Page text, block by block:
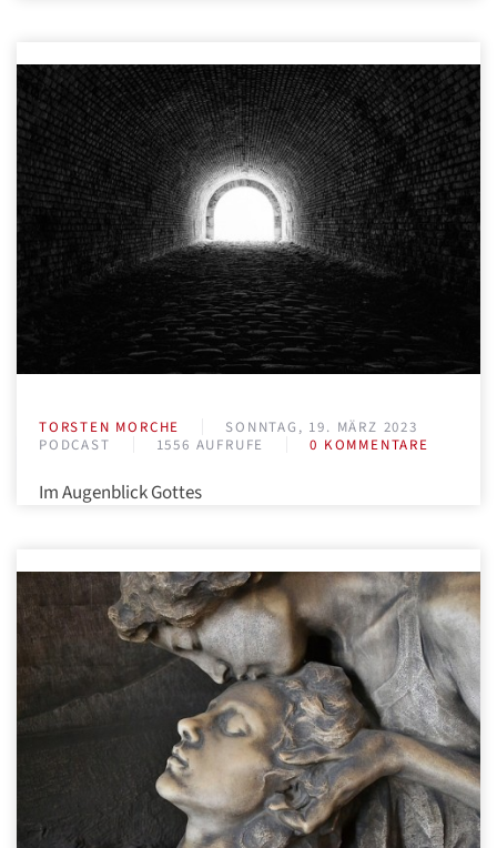
TORSTEN MORCHE
SONNTAG, 19. MÄRZ 2023
PODCAST
1556 AUFRUFE 0 KOMMENTARE
Im Augenblick Gottes